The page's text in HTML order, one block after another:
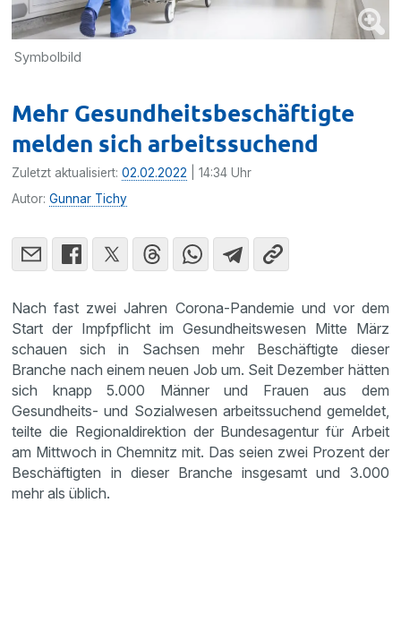
Symbolbild
Mehr Gesundheitsbeschäftigte
melden sich arbeitssuchend
Zuletzt aktualisiert:02.02.2022 | 14:34 Uhr
Autor:Gunnar Tichy
Nach fast zwei Jahren Corona-Pandemie und vor dem
Start der Impfpflicht im Gesundheitswesen Mitte März
schauen sich in Sachsen mehr Beschäftigte dieser
Branche nach einem neuen Job um. Seit Dezember hätten
sich knapp 5.000 Männer und Frauen aus dem
Gesundheits- und Sozialwesen arbeitssuchend gemeldet,
teilte die Regionaldirektion der Bundesagentur für Arbeit
am Mittwoch in Chemnitz mit. Das seien zwei Prozent der
Beschäftigten in dieser Branche insgesamt und 3.000
mehr als üblich.